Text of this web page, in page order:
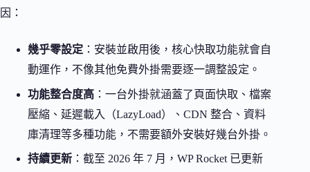
因：
幾乎零設定 ：安裝並啟用後，核心快取功能就會自
動運作，不像其他免費外掛需要逐一調整設定。
功能整合度高 ：一台外掛就涵蓋了頁面快取、檔案
壓縮、延遲載入（LazyLoad）、CDN 整合、資料
庫清理等多種功能，不需要額外安裝好幾台外掛。
持續更新 ：截至 2026 年 7 月，WP Rocket 已更新